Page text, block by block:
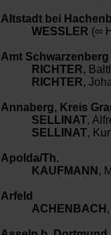
Altstadt bei
WESSLER (∞
Amt
RICHTER,
RICHTER,
Annaberg, Kreis
SELLINAT,
SELLINAT,
Apolda/Th.
KAUFMANN ,
Arfeld
ACHENBACH